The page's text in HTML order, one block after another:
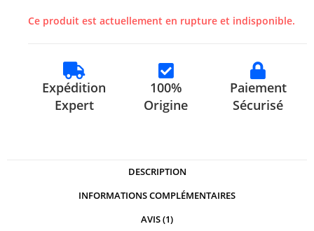
Ce produit est actuellement en rupture et indisponible.
Expédition
Expert
100%
Origine
Paiement
Sécurisé
DESCRIPTION
INFORMATIONS COMPLÉMENTAIRES
AVIS (1)